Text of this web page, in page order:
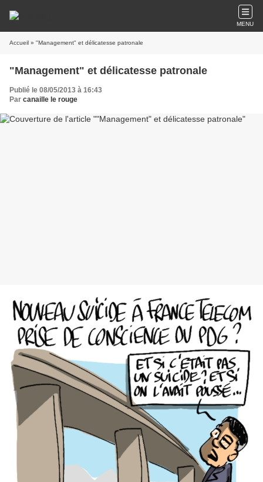
MENU
Accueil » "Management" et délicatesse patronale
"Management" et délicatesse patronale
Publié le 08/05/2013 à 16:43
Par canaille le rouge